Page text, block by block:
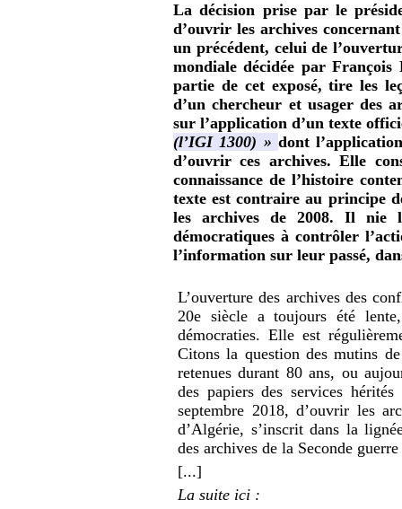
La décision prise par le
d’ouvrir les archives
un précédent, celui de
mondiale décidée par
partie de cet exposé, tire les
d’un chercheur et usager des
sur l’application d’un texte
(l’IGI 1300) » dont
d’ouvrir ces archives. Elle
connaissance de l’histoire
texte est contraire au principe
les archives de 2008. Il nie
démocratiques à contrôler
l’information sur leur passé,
L’ouverture des archives des
20e siècle a toujours été lente,
démocraties. Elle est
Citons la question des mutins
retenues durant 80 ans, ou
des papiers des services
septembre 2018, d’ouvrir les
d’Algérie, s’inscrit dans la
des archives de la Seconde
[...]
La suite ici :